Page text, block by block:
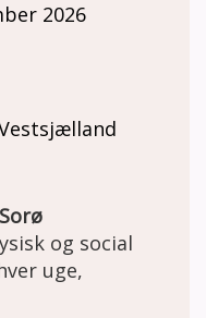
demens kan
sammen med
er tilpasset
hvilket skaber
Musik
på humør og
i et
Pårørende til
sig, men
pårørende pr.
2026
og social
uge,